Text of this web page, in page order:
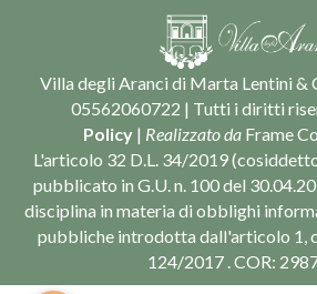
FacebookTwitter Pinterest
Villa degli Aranci di Marta Lentini &
05562060722 | Tutti i diritti
Policy| Realizzato da Frame
L'articolo 32 D.L. 34/2019
pubblicato in G.U. n. 100 del
disciplina in materia di obblighi
pubbliche introdotta dall'articolo 1,
124/2017 . COR: